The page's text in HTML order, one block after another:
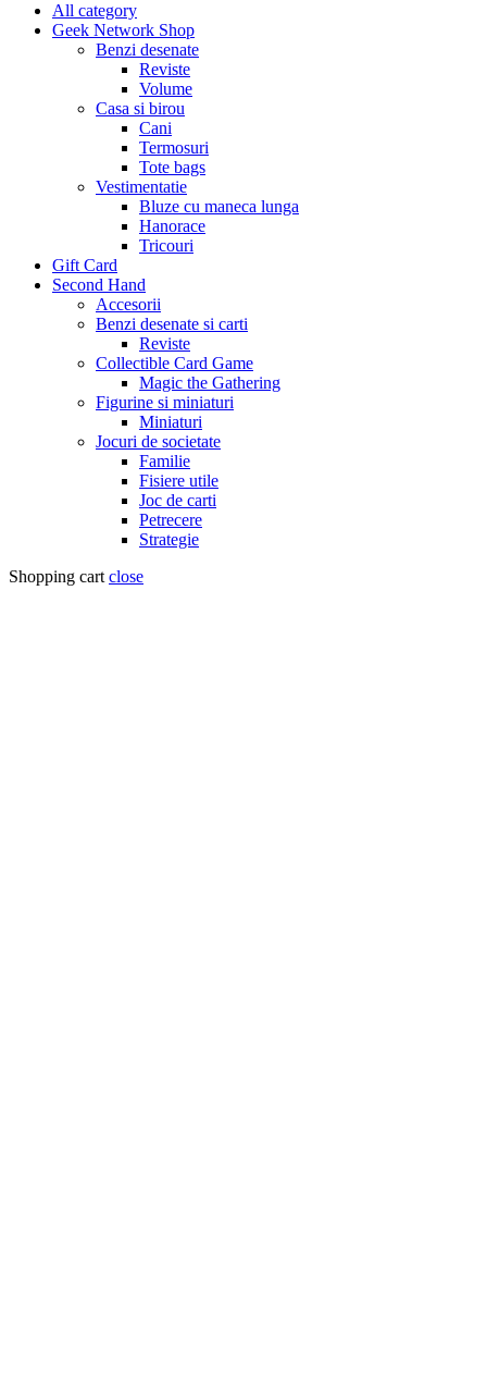
All category
Geek Network Shop
Benzi desenate
Reviste
Volume
Casa si birou
Cani
Termosuri
Tote bags
Vestimentatie
Bluze cu maneca lunga
Hanorace
Tricouri
Gift Card
Second Hand
Accesorii
Benzi desenate si carti
Reviste
Collectible Card Game
Magic the Gathering
Figurine si miniaturi
Miniaturi
Jocuri de societate
Familie
Fisiere utile
Joc de carti
Petrecere
Strategie
Shopping cart close